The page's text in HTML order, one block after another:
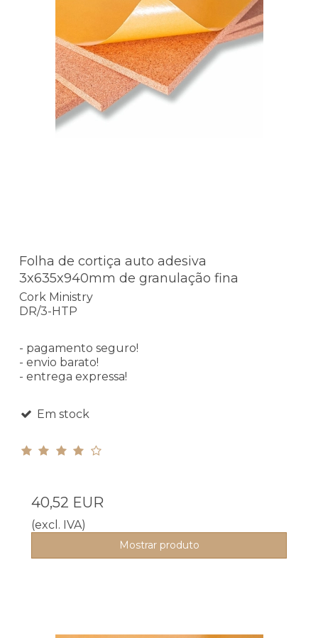
Folha de cortiça auto adesiva
3x635x940mm de granulação fina
Cork Ministry
DR/3-HTP
- pagamento seguro!
- envio barato!
- entrega expressa!
Em stock
40,52 EUR
(excl. IVA)
Mostrar produto